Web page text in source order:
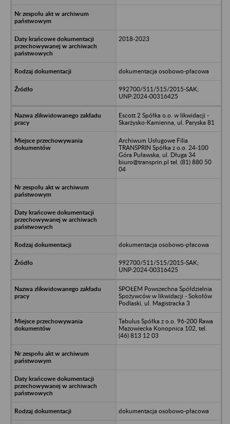
2018-2023
dokumentacja osobowo-płacowa
992700/511/515/2015-SAK;
UNP:2024-00316425
Escott 2 Spółka o.o. w likwidacji -
Skarżysko-Kamienna, ul. Paryska 81
Archiwum Usługowe Filia
TRANSPRIN Spółka z o.o. 24-100
Góra Puławska, ul. Długa 34
biuro@transprin.pl tel. (81) 880 50
04
dokumentacja osobowo-płacowa
992700/511/515/2015-SAK;
UNP:2024-00316425
SPOŁEM Powszechna Spółdzielnia
Spożywców w likwidacji - Sokołów
Podlaski, ul. Magistracka 3
Tabulus Spółka z o.o. 96-200 Rawa
Mazowiecka Konopnica 102, tel.
(46) 813 12 03
dokumentacja osobowo-płacowa